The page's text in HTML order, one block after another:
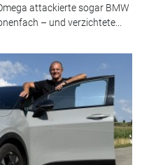
attackierte sogar BMW
– und verzichtete...